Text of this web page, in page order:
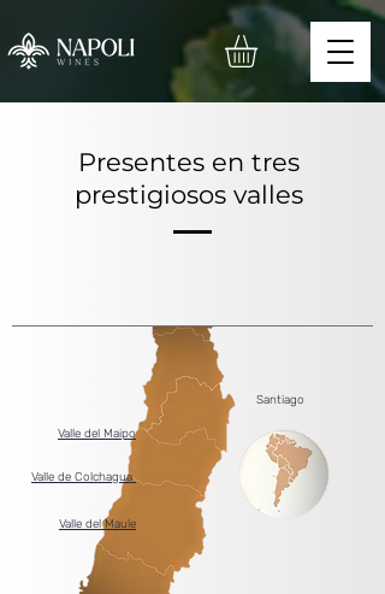
Presentes en tres
prestigiosos valles
Santiago
Valle del Maipo
Valle del Maule
Valle de Colchagua